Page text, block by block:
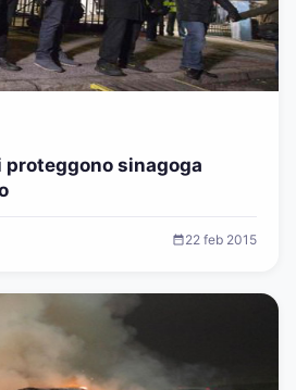
proteggono sinagoga
22 feb 2015